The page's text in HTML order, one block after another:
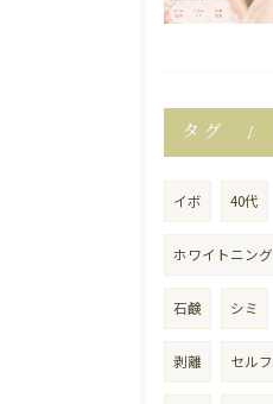
タグ
イボ 40代
ホワイトニング
石鹸 シミ
剥離 セルフ